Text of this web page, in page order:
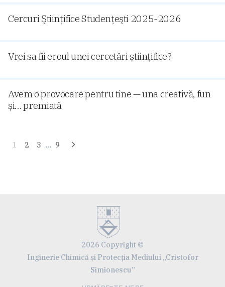
Cercuri Ştiinţifice Studenţeşti 2025-2026
Vrei sa fii eroul unei cercetări științifice?
Avem o provocare pentru tine — una creativă, fun
și… premiată
1 2 3 … 9
2026 Copyright ©
Inginerie Chimică și Protecția Mediului „Cristofor
Simionescu”